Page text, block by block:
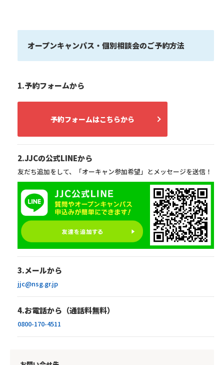
オープンキャンパス・個別相談会のご予約方法
1.予約フォームから
予約フォームはこちらから
2.JJCの公式LINEから
友だち追加をして、「オーキャン参加希望」とメッセージを送信！
3.メールから
jjc@nsg.gr.jp
4.お電話から（通話料無料）
0800-170-4511